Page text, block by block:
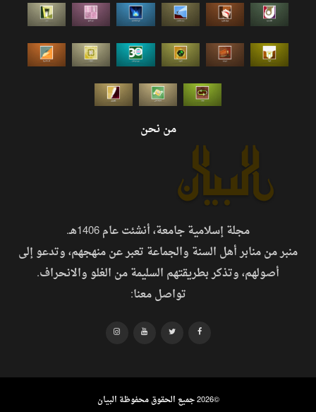
من نحن
مجلة إسلامية جامعة، أنشئت عام 1406هـ.
منبر من منابر أهل السنة والجماعة تعبر عن منهجهم، وتدعو إلى
أصولهم، وتذكر بطريقتهم السليمة من الغلو والانحراف.
تواصل معنا:
©2026 جميع الحقوق محفوظة البيان